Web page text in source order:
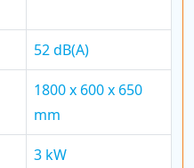
52 dB(A)
1800 x 600 x 650
mm
3 kW